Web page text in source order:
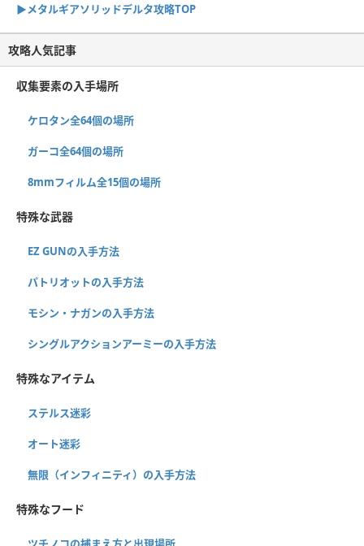
▶︎メタルギアソリッドデルタ攻略TOP
攻略人気記事
収集要素の入手場所
ケロタン全64個の場所
ガーコ全64個の場所
8mmフィルム全15個の場所
特殊な武器
EZ GUNの入手方法
パトリオットの入手方法
モシン・ナガンの入手方法
シングルアクションアーミーの入手方法
特殊なアイテム
ステルス迷彩
オート迷彩
無限（インフィニティ）の入手方法
特殊なフード